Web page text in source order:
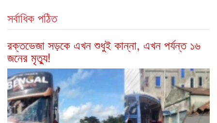
সর্বাধিক পঠিত
রক্তভেজা সড়কে এখন শুধুই কান্না, এখন পর্যন্ত ১৬
জনের মৃত্যু!